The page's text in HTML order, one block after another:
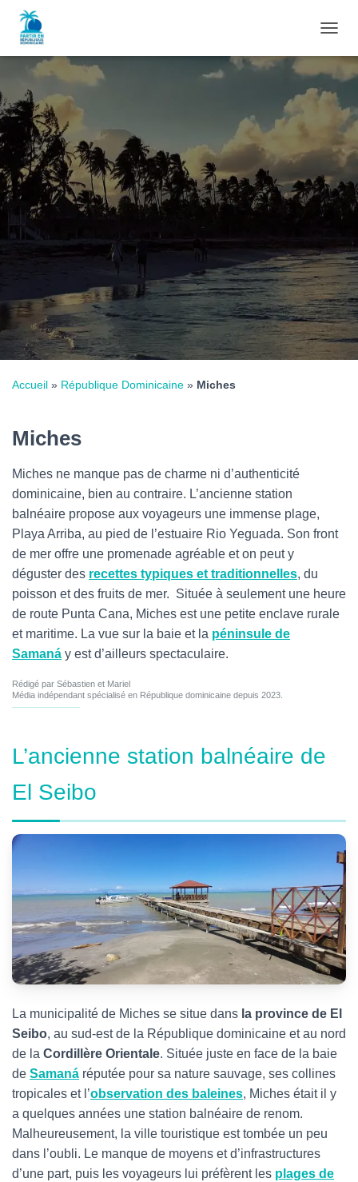
É
L
N
A
A
T
I
O
N
Accueil » République Dominicaine » Miches
Miches
Miches ne manque pas de charme ni d’authenticité
dominicaine, bien au contraire. L’ancienne station
balnéaire propose aux voyageurs une immense plage,
Playa Arriba, au pied de l’estuaire Rio Yeguada. Son front
de mer offre une promenade agréable et on peut y
déguster des recettes typiques et traditionnelles, du
poisson et des fruits de mer. Située à seulement une heure
de route Punta Cana, Miches est une petite enclave rurale
et maritime. La vue sur la baie et la péninsule de
Samaná y est d’ailleurs spectaculaire.
Rédigé par Sébastien et Mariel
Média indépendant spécialisé en République dominicaine depuis 2023.
L’ancienne station balnéaire de
El Seibo
La municipalité de Miches se situe dans la province de El
Seibo, au sud-est de la République dominicaine et au nord
de la Cordillère Orientale. Située juste en face de la baie
de Samaná réputée pour sa nature sauvage, ses collines
tropicales et l’observation des baleines, Miches était il y
a quelques années une station balnéaire de renom.
Malheureusement, la ville touristique est tombée un peu
dans l’oubli. Le manque de moyens et d’infrastructures
d’une part, puis les voyageurs lui préfèrent les plages de